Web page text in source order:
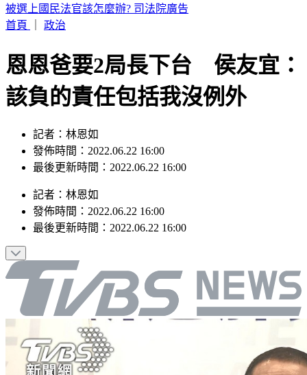
遠見天下創辦人高希均90歲辭世！「長壽5秘訣」曝 醫生也
認同
恩恩爸要2局長下台 侯友宜：
該負的責任包括我沒例外
記者：林恩如
發佈時間：2022.06.22 16:00
記者：林恩如
發佈時間：2022.06.22 16:00